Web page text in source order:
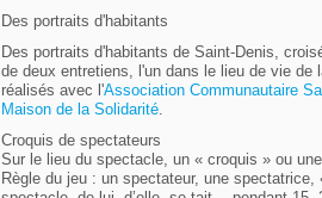
Des portraits d'habitants
Des portraits d'habitants de Saint-Denis,
de deux entretiens, l'un dans le lieu de vie
réalisés avec l'Association Communautaire
Maison de la Solidarité.
Croquis de spectateurs
Sur le lieu du spectacle, un « croquis » ou
Règle du jeu : un spectateur, une